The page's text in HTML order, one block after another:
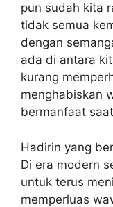
pun sudah kita
tidak semua
dengan
ada di antara
kurang
menghabiskan
bermanfaat
Hadirin yang
Di era modern
untuk terus
memperluas